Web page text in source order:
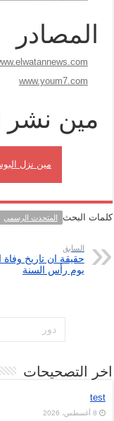
المصادر
www.youm7.com
مين نشر
مين نزل
كلمات البحث المتحدث الرسمي
السابق
حقيقة ان تاريخ
يوم رأس السنة
اخر التصحيحات
test
8 أغسطس، 2026